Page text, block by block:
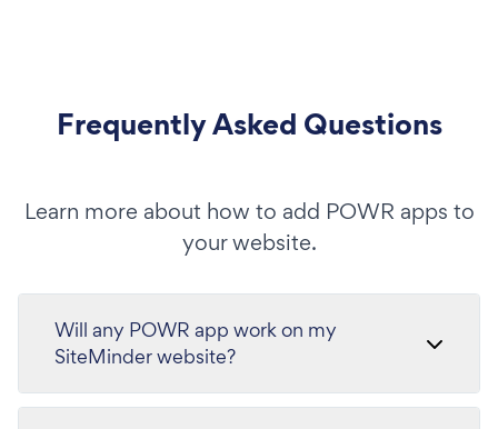
Frequently Asked Questions
Learn more about how to add POWR apps to
your website.
Will any POWR app work on my
SiteMinder website?